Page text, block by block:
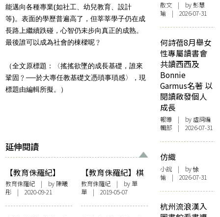
能邁向各種專業(如社工、幼兒教育、設計
等)。表面的學歷普遍高了，但莘莘學子仍在成
長路上繼續跌碰，心智仍未步向真正的成熟。
最後誰可以成為社會的棟樑呢﹖
（全文原標題：〈搖搖欲墜的成長基礎，誰來
鞏固﹖──於大專任教基礎文憑瑣事瑣感〉，現
標題由編輯所擬。）
延伸閱讀
【教育侏羅紀】
書、通識與教科書
教育侏羅紀 | by 陳曦
彤 | 2020-09-21
【教育侏羅紀】棋
如人生──小思老
師的風範
教育侏羅紀| by 單
單 | 2019-05-07
散文 | by 彭慧
瑜 | 2026-07-31
何詩蓓8月舉女
性專屬讀書會
共讀西西及
Bonnie
Garmus名著 以
閱讀啟發個人
成長
報導 | by 虛詞編
輯部 | 2026-07-31
仿織
小說 | by 悇
愉 | 2026-07-31
杭州流浪漢入